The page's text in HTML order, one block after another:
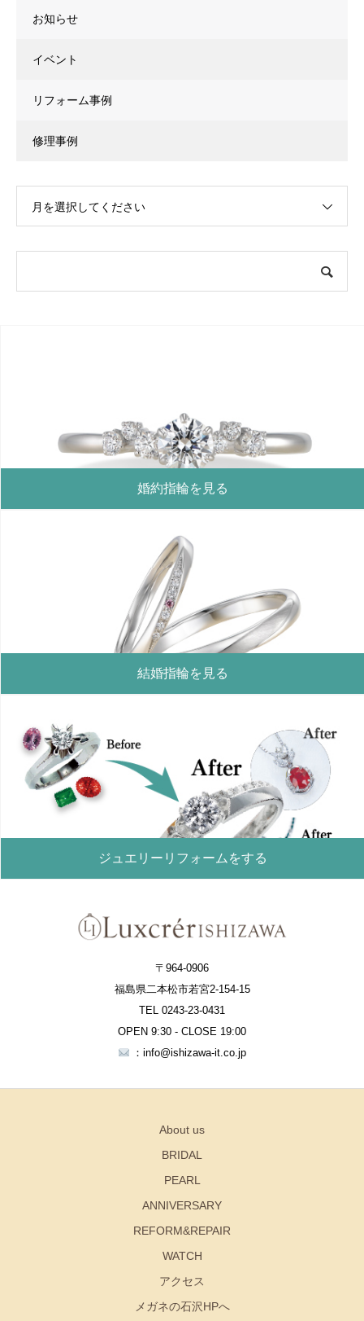
お知らせ
イベント
リフォーム事例
修理事例
月を選択してください
婚約指輪を見る
結婚指輪を見る
ジュエリーリフォームをする
〒964-0906
福島県二本松市若宮2-154-15
TEL 0243-23-0431
OPEN 9:30 - CLOSE 19:00
：info@ishizawa-it.co.jp
About us
BRIDAL
PEARL
ANNIVERSARY
REFORM&REPAIR
WATCH
アクセス
メガネの石沢HPへ